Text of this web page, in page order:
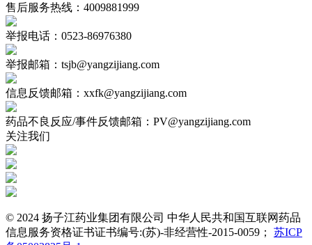
售后服务热线：4009881999
举报电话：0523-86976380
举报邮箱：tsjb@yangzijiang.com
信息反馈邮箱：xxfk@yangzijiang.com
药品不良反应/事件反馈邮箱：PV@yangzijiang.com
关注我们
© 2024 扬子江药业集团有限公司 中华人民共和国互联网药品
信息服务资格证书证书编号:(苏)-非经营性-2015-0059； 苏ICP